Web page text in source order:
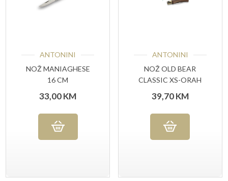
ANTONINI
NOŽ MANIAGHESE
16 CM
33,00KM
ANTONINI
NOŽ OLD BEAR
CLASSIC XS-ORAH
39,70KM